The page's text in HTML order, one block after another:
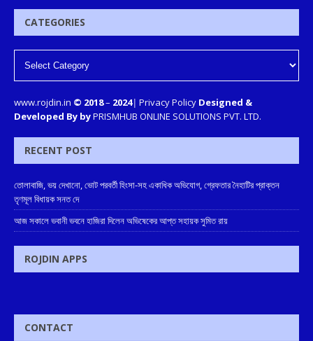
CATEGORIES
www.rojdin.in © 2018– 2024| Privacy Policy Designed &
Developed By byPRISMHUB ONLINE SOLUTIONS PVT. LTD.
RECENT POST
তোলাবাজি, ভয় দেখানো, ভোট পরবর্তী হিংসা-সহ একাধিক অভিযোগ, গ্রেফতার নৈহাটির প্রাক্তন
তৃণমূল বিধায়ক সনত দে
আজ সকালে ভবানী ভবনে হাজিরা দিলেন অভিষেকের আপ্ত সহায়ক সুমিত রায়
ROJDIN APPS
CONTACT